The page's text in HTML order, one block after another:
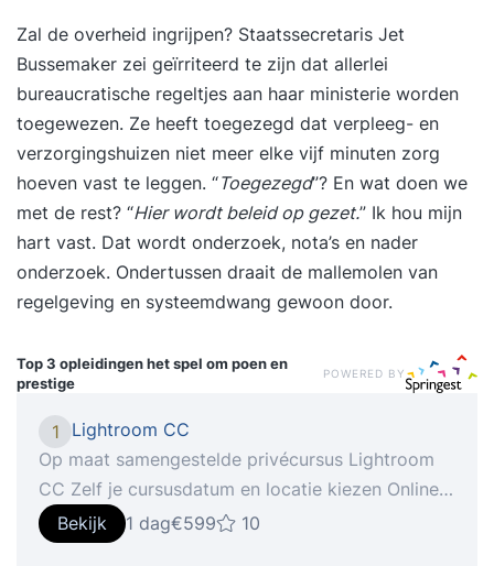
Zal de overheid ingrijpen? Staatssecretaris Jet
Bussemaker zei geïrriteerd te zijn dat allerlei
bureaucratische regeltjes aan haar ministerie worden
toegewezen. Ze heeft toegezegd dat verpleeg- en
verzorgingshuizen niet meer elke vijf minuten zorg
hoeven vast te leggen. “Toegezegd”? En wat doen we
met de rest? “Hier wordt beleid op gezet.” Ik hou mijn
hart vast. Dat wordt onderzoek, nota’s en nader
onderzoek. Ondertussen draait de mallemolen van
regelgeving en systeemdwang gewoon door.
Top 3 opleidingenhet spel om poen en
prestige
POWERED BY
1
Lightroom CC
Op maat samengestelde privécursus Lightroom
CC Zelf je cursusdatum en locatie kiezen Online
verder leren met StudyFlix De nieuwste telg van
Creative Cloud gooit in een flitsend jasje het roer
Bekijk 1 dag€599 10